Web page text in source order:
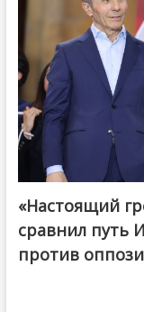
@ქართული ოცნება /
«Настоящий
сравнил путь
против